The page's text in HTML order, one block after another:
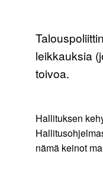
leikkauksia
toivoa.
Hallituksen
nämä keinot